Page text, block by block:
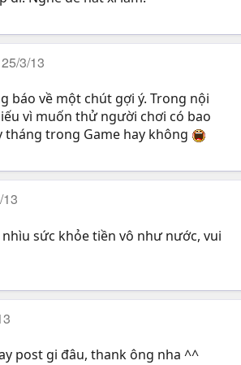
25/3/13
báo về một chút gợi ý. Trong nội
vì muốn thử người chơi có bao
tháng trong Game hay không
sức khỏe tiền vô như nước, vui
post gi đâu, thank ông nha ^^